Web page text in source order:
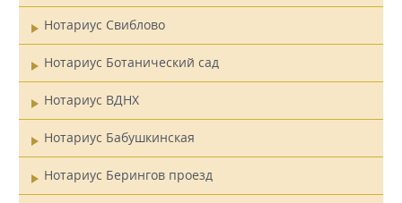
Нотариус Свиблово
Нотариус Ботанический сад
Нотариус ВДНХ
Нотариус Бабушкинская
Нотариус Берингов проезд